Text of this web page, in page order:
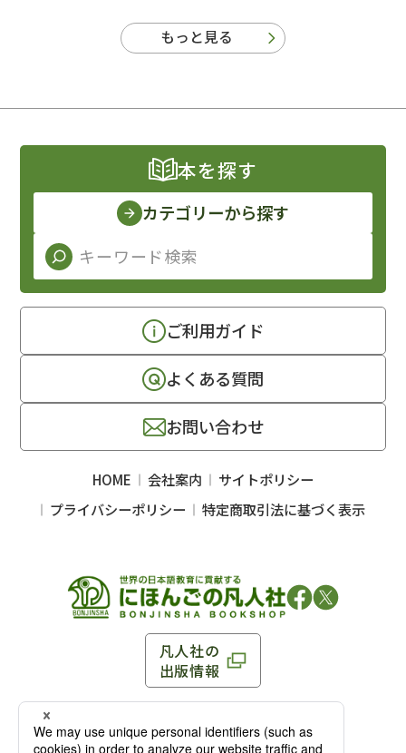
もっと見る
凡人社の
出版情報
〒102-0093 東京都千代田区平河町 1-3-13 8F
TEL：03-3263-3959／FAX：03-3263-3116
本を探す
カテゴリーから探す
ご利用ガイド
よくある質問
お問い合わせ
HOME 会社案内
サイトポリシー
プライバシーポリシー
特定商取引法に基づく表示